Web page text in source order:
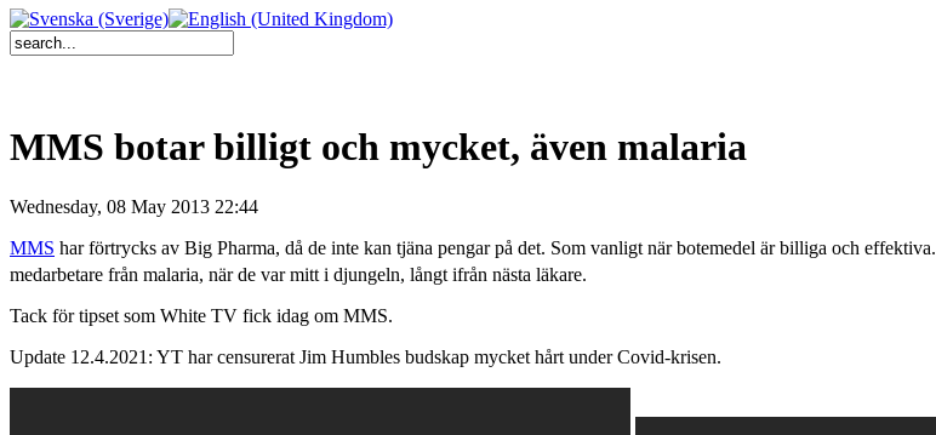
MMS botar billigt och mycket, även malaria
Wednesday, 08 May 2013 22:44
MMS har förtrycks av Big Pharma, då de inte kan tjäna pengar på det. Som vanligt när botemedel är billiga och effektiva.
medarbetare från malaria, när de var mitt i djungeln, långt ifrån nästa läkare.
Tack för tipset som White TV fick idag om MMS.
Update 12.4.2021: YT har censurerat Jim Humbles budskap mycket hårt under Covid-krisen.